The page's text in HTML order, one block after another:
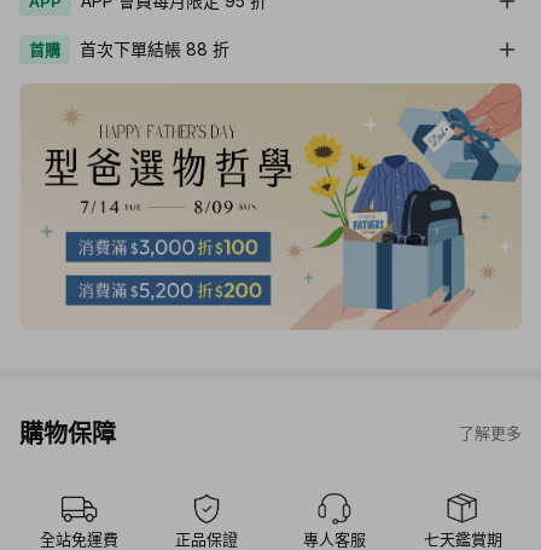
首購 首次下單結帳 88 折
購物保障 了解更多
全站免運費 正品保證 專人客服 七天鑑賞期